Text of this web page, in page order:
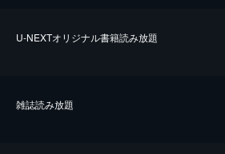
U-NEXTオリジナル書籍読み放題
雑誌読み放題